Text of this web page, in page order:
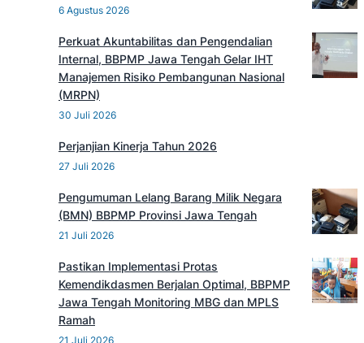
6 Agustus 2026
Perkuat Akuntabilitas dan Pengendalian
Internal, BBPMP Jawa Tengah Gelar IHT
Manajemen Risiko Pembangunan Nasional
(MRPN)
30 Juli 2026
Perjanjian Kinerja Tahun 2026
27 Juli 2026
Pengumuman Lelang Barang Milik Negara
(BMN) BBPMP Provinsi Jawa Tengah
21 Juli 2026
Pastikan Implementasi Protas
Kemendikdasmen Berjalan Optimal, BBPMP
Jawa Tengah Monitoring MBG dan MPLS
Ramah
21 Juli 2026